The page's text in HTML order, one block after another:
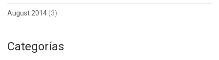
August 2014 (3)
Categorías